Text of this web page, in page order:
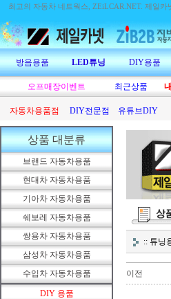
최고의 자동차 네트웍스, ZEiLCAR.NET. 제일카
방음용품 LED튜닝 DIY용품
오프매장이벤트 최근상품
자동차용품점 DIY전문점 유튜브DIY
상품 대분류
브랜드 자동차용품
현대차 자동차용품
기아차 자동차용품
쉐보레 자동차용품
쌍용차 자동차용품
삼성차 자동차용품
수입차 자동차용품
DIY 용품
:: 튜닝
이전